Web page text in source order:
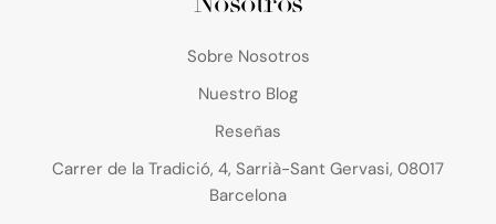
Sobre Nosotros
Nuestro Blog
Reseñas
Carrer de la Tradició, 4, Sarrià-Sant Gervasi, 08017
Barcelona